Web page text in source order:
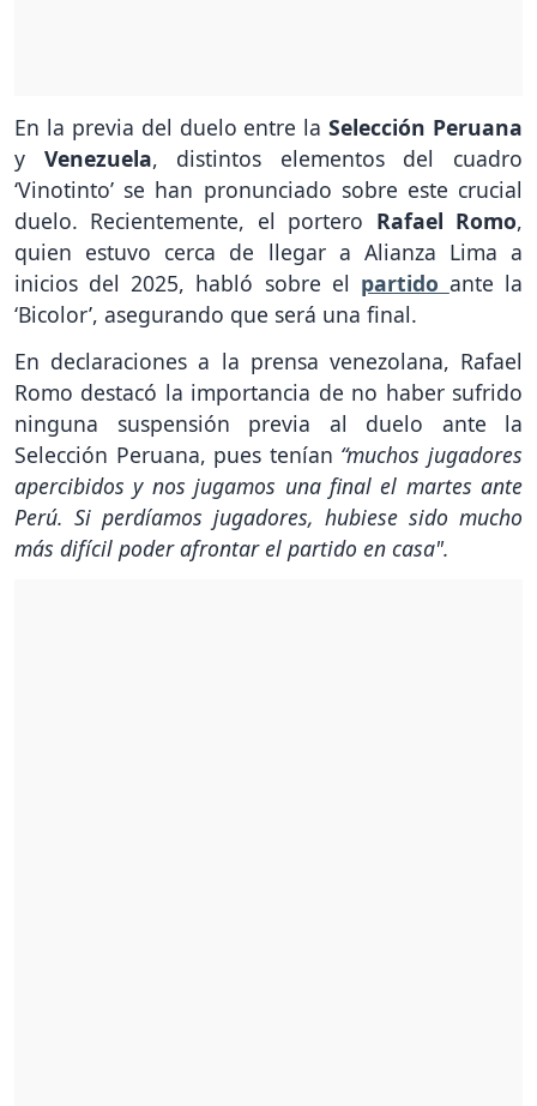
En la previa del duelo entre laSelección Peruana
y Venezuela, distintos elementos del cuadro
‘Vinotinto’ se han pronunciado sobre este crucial
duelo. Recientemente, el portero Rafael Romo,
quien estuvo cerca de llegar a Alianza Lima a
inicios del 2025, habló sobre el partido ante la
‘Bicolor’, asegurando que será una final.
En declaraciones a la prensa venezolana, Rafael
Romo destacó la importancia de no haber sufrido
ninguna suspensión previa al duelo ante la
Selección Peruana, pues tenían “muchos jugadores
apercibidos y nos jugamos una final el martes ante
Perú. Si perdíamos jugadores, hubiese sido mucho
más difícil poder afrontar el partido en casa".